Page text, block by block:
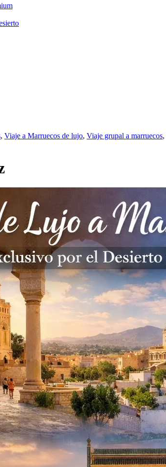
, Viaje a Marruecos de lujo, Viaje grupal a marruecos,